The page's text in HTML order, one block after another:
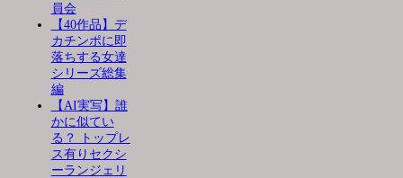
員会
【40作品】デ
カチンポに即
落ちする女達
シリーズ総集
編
【AI実写】誰
かに似てい
る？ トップレ
ス有りセクシ
ーランジェリ